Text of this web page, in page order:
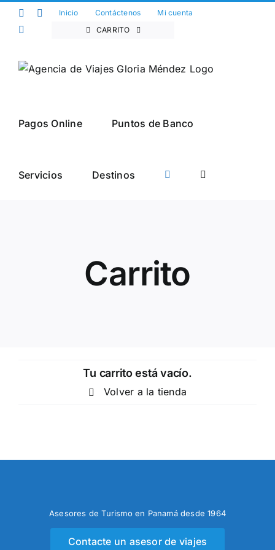
Saltar Facebook
Twitter
Inicio Contáctenos
Mi cuenta
CARRITO
Pagos Online Puntos de Banco
Servicios Destinos
Carrito
Tu carrito está vacío.
Volver a la tienda
Asesores de Turismo en Panamá desde 1964
Contacte un asesor de viajes